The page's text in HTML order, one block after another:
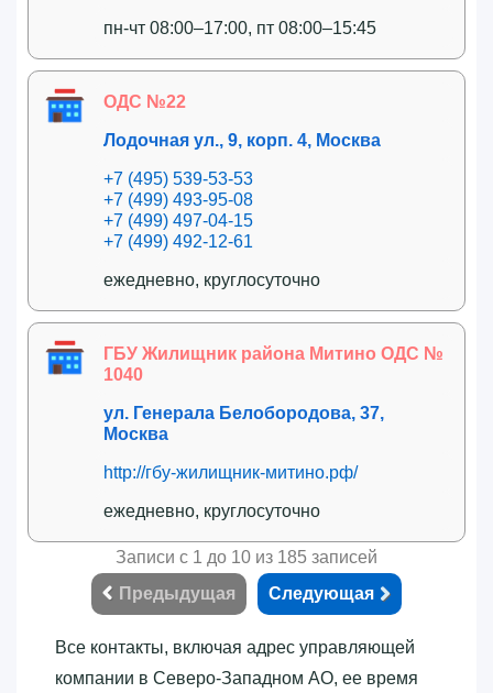
пн-чт 08:00–17:00, пт 08:00–15:45
ОДС №22
Лодочная ул., 9, корп. 4, Москва
+7 (495) 539-53-53
+7 (499) 493-95-08
+7 (499) 497-04-15
+7 (499) 492-12-61
ежедневно, круглосуточно
ГБУ Жилищник района Митино ОДС №
1040
ул. Генерала Белобородова, 37,
Москва
http://гбу-жилищник-митино.рф/
ежедневно, круглосуточно
Записи с 1 до 10 из 185 записей
Предыдущая
Следующая
Все контакты, включая адрес управляющей
компании в Северо-Западном АО, ее время